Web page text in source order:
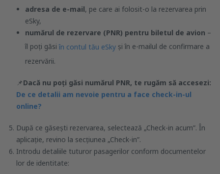
adresa de e-mail, pe care ai folosit-o la rezervarea prin
eSky,
numărul de rezervare (PNR) pentru biletul de avion –
îl poți găsiîn contul tău eSky și în e-mailul de confirmare a
rezervării.
📌Dacă nu poți găsi numărul PNR, te rugăm să accesezi:
De ce detalii am nevoie pentru a face check-in-ul
online?
După ce găsești rezervarea, selectează „Check-in acum”. În
aplicație, revino la secțiunea „Check-in”.
Introdu detaliile tuturor pasagerilor conform documentelor
lor de identitate: